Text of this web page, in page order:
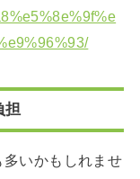
担
多いかもしれませ